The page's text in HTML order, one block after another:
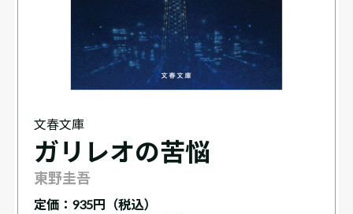
文春文庫
ガリレオの苦悩
東野圭吾
定価： 935円（税込）